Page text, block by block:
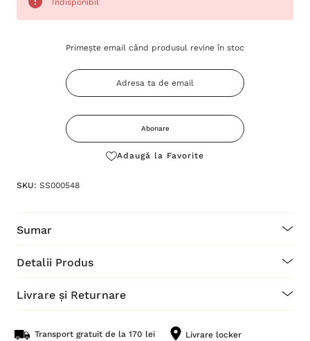
Indisponibil
Primește email când produsul revine în stoc
Abonare
Adaugă la Favorite
SKU: SS000548
Sumar
Detalii Produs
Livrare și Returnare
Transport gratuit de la 170 lei Livrare locker